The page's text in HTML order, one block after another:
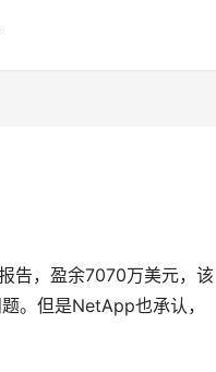
告，盈余7070万美元，该
。但是NetApp也承认，